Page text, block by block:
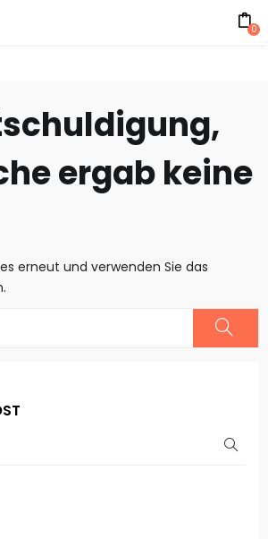
0
ergab keine
erneut und verwenden Sie das